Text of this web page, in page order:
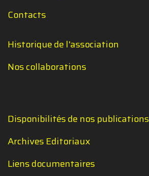
Contacts
Historique de l'association
Nos collaborations
Disponibilités de nos publications
Archives Editoriaux
Liens documentaires